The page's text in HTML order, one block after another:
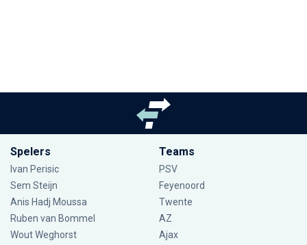
Spelers
Ivan Perisic
Sem Steijn
Anis Hadj Moussa
Ruben van Bommel
Wout Weghorst
Teams
PSV
Feyenoord
Twente
AZ
Ajax